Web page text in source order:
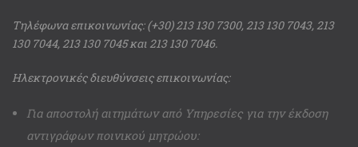
Τηλέφωνα επικοινωνίας: (+30) 213 130 7300, 213 130 7043, 213
130 7044, 213 130 7045 και 213 130 7046.
Ηλεκτρονικές διευθύνσεις επικοινωνίας:
Για αποστολή αιτημάτων από Υπηρεσίες για την έκδοση
αντιγράφων ποινικού μητρώου: